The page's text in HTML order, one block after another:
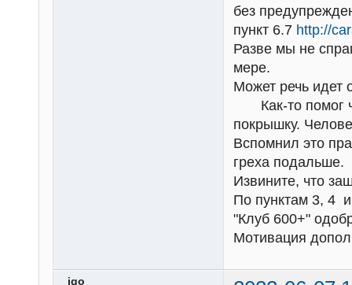
без
пункт 6.7 http://
Разве мы не
мере.
Может речь идет
Как-то помог
покрышку.
Вспомнил это
греха подальше.
Извините, что
По пунктам 3, 4
"Клуб 600+"
Мотивация
igo